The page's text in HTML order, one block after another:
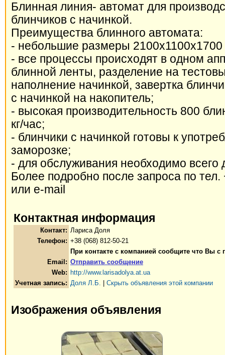
Блинная линия- автомат для
блинчиков с начинкой.
Преимущества блинного автомата:
- небольшие размеры
- все процессы происходят в одном
блинной ленты, разделение на
наполнение начинкой, завертка
с начинкой на накопитель;
- высокая производительность 800
кг/час;
- блинчики с начинкой готовы к
заморозке;
- для обслуживания необходимо всего
Более подробно после запроса по
или e-mail
Контактная информация
Контакт: Лариса Доля
Телефон: +38 (068) 812-50-21
При контакте с компанией сообщите что Вы с
Email: Отправить сообщение
Web: http://www.larisadolya.at.ua
Учетная запись: Доля Л.Б. Скрыть объявления этой компании
Изображения объявления